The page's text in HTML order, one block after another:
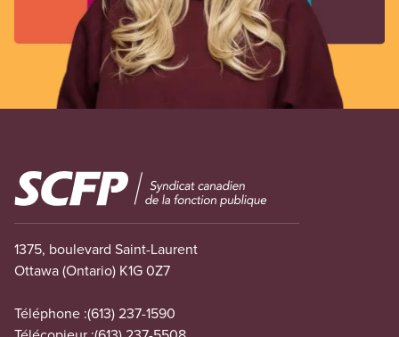
Image
1375, boulevard Saint-Laurent
Ottawa (Ontario) K1G 0Z7
Téléphone :(613) 237-1590